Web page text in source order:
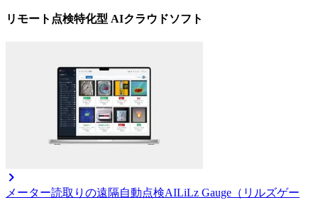
リモート点検特化型 AIクラウドソフト
メーター読取りの遠隔自動点検AILiLz Gauge（リルズゲー